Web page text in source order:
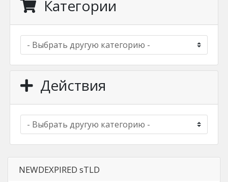
Категории
Действия
NEWDEXPIRED sTLD